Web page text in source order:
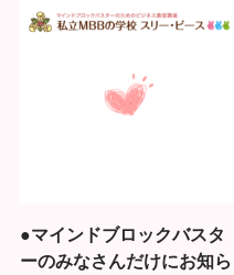
●マインドブロックバスタ
ーのみなさんだけにお知ら